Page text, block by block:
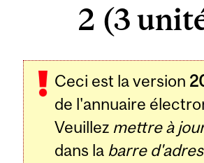
2 (3
Ceci est la version
de l'annuaire
Veuillez mettre à
dans la barre
Related
Content